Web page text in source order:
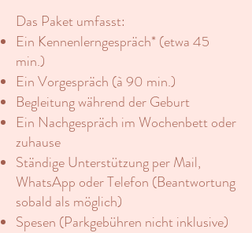
Das Paket umfasst:
Ein Kennenlerngespräch* (etwa 45
min.)
Ein Vorgespräch (à 90 min.)
Begleitung während der Geburt
Ein Nachgespräch im Wochenbett oder
zuhause
Ständige Unterstützung per Mail,
WhatsApp oder Telefon (Beantwortung
sobald als möglich)
Spesen (Parkgebühren nicht inklusive)